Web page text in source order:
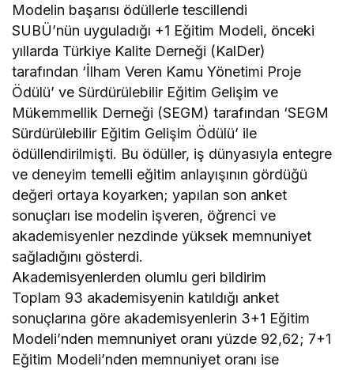
Modelin başarısı ödüllerle tescillendi
SUBÜ’nün uyguladığı +1 Eğitim Modeli, önceki
yıllarda Türkiye Kalite Derneği (KalDer)
tarafından ‘İlham Veren Kamu Yönetimi Proje
Ödülü’ ve Sürdürülebilir Eğitim Gelişim ve
Mükemmellik Derneği (SEGM) tarafından ‘SEGM
Sürdürülebilir Eğitim Gelişim Ödülü’ ile
ödüllendirilmişti. Bu ödüller, iş dünyasıyla entegre
ve deneyim temelli eğitim anlayışının gördüğü
değeri ortaya koyarken; yapılan son anket
sonuçları ise modelin işveren, öğrenci ve
akademisyenler nezdinde yüksek memnuniyet
sağladığını gösterdi.
Akademisyenlerden olumlu geri bildirim
Toplam 93 akademisyenin katıldığı anket
sonuçlarına göre akademisyenlerin 3+1 Eğitim
Modeli’nden memnuniyet oranı yüzde 92,62; 7+1
Eğitim Modeli’nden memnuniyet oranı ise